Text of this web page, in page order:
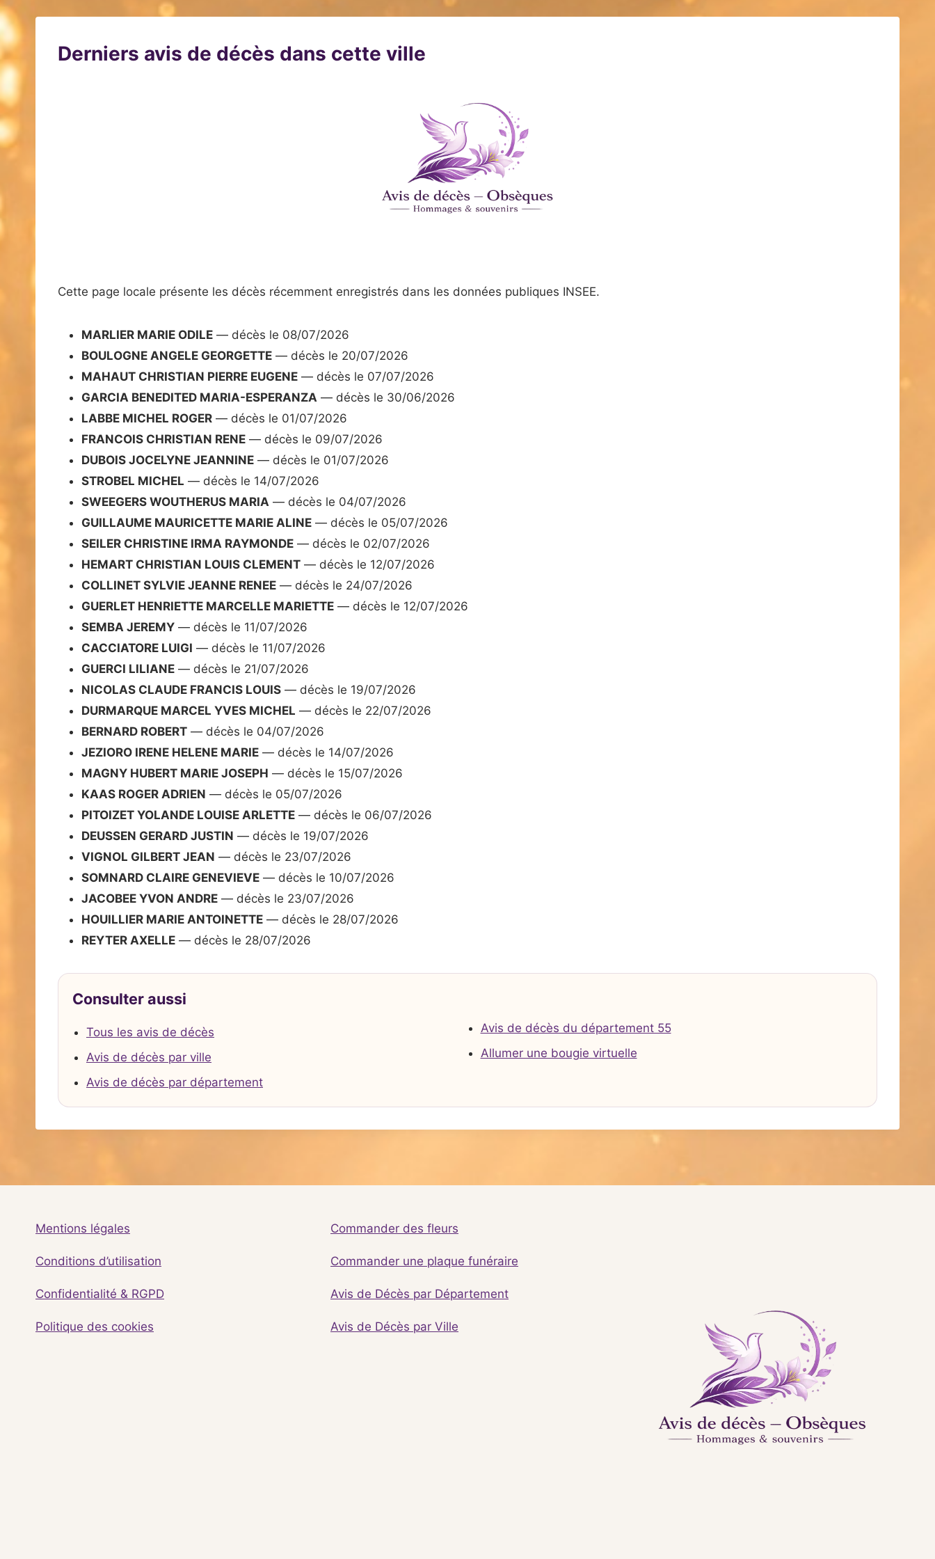
Derniers avis de décès dans cette ville
Cette page locale présente les décès récemment enregistrés dans les données publiques INSEE.
MARLIER MARIE ODILE — décès le 08/07/2026
BOULOGNE ANGELE GEORGETTE — décès le 20/07/2026
MAHAUT CHRISTIAN PIERRE EUGENE — décès le 07/07/2026
GARCIA BENEDITED MARIA-ESPERANZA — décès le 30/06/2026
LABBE MICHEL ROGER — décès le 01/07/2026
FRANCOIS CHRISTIAN RENE — décès le 09/07/2026
DUBOIS JOCELYNE JEANNINE — décès le 01/07/2026
STROBEL MICHEL — décès le 14/07/2026
SWEEGERS WOUTHERUS MARIA — décès le 04/07/2026
GUILLAUME MAURICETTE MARIE ALINE — décès le 05/07/2026
SEILER CHRISTINE IRMA RAYMONDE — décès le 02/07/2026
HEMART CHRISTIAN LOUIS CLEMENT — décès le 12/07/2026
COLLINET SYLVIE JEANNE RENEE — décès le 24/07/2026
GUERLET HENRIETTE MARCELLE MARIETTE — décès le 12/07/2026
SEMBA JEREMY — décès le 11/07/2026
CACCIATORE LUIGI — décès le 11/07/2026
GUERCI LILIANE — décès le 21/07/2026
NICOLAS CLAUDE FRANCIS LOUIS — décès le 19/07/2026
DURMARQUE MARCEL YVES MICHEL — décès le 22/07/2026
BERNARD ROBERT — décès le 04/07/2026
JEZIORO IRENE HELENE MARIE — décès le 14/07/2026
MAGNY HUBERT MARIE JOSEPH — décès le 15/07/2026
KAAS ROGER ADRIEN — décès le 05/07/2026
PITOIZET YOLANDE LOUISE ARLETTE — décès le 06/07/2026
DEUSSEN GERARD JUSTIN — décès le 19/07/2026
VIGNOL GILBERT JEAN — décès le 23/07/2026
SOMNARD CLAIRE GENEVIEVE — décès le 10/07/2026
JACOBEE YVON ANDRE — décès le 23/07/2026
HOUILLIER MARIE ANTOINETTE — décès le 28/07/2026
REYTER AXELLE — décès le 28/07/2026
Consulter aussi
Tous les avis de décès
Avis de décès par ville
Avis de décès par département
Avis de décès du département 55
Allumer une bougie virtuelle
Mentions légales
Conditions d’utilisation
Confidentialité & RGPD
Politique des cookies
Commander des fleurs
Commander une plaque funéraire
Avis de Décès par Département
Avis de Décès par Ville